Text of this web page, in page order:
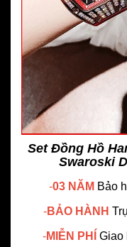
Set Đồng Hồ
Swaroski
-03 NĂM Bảo
-BẢO HÀNH
-MIỄN PHÍ Giao